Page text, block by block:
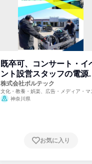
既卒可、コンサート・イ
ント設営スタッフの電源
門
株式会社ボルテック
文化・教養・娯楽、広告・メディア・マ
ミ、電力・ガス・水道・エネルギー
神奈川県
お気に入り